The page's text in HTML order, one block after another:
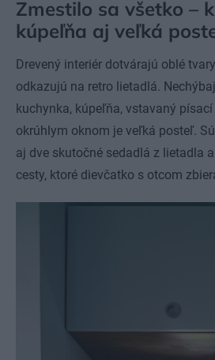
Zmestilo sa všetko –
kúpeľňa aj veľká
Drevený interiér dotvárajú oblé
odkazujú na retro lietadlá.
kuchynka, kúpeľňa, vstavaný
okrúhlym oknom je veľká posteľ.
aj dve skutočné sedadlá z lietadla
cesty, ktoré dievčatko s otcom